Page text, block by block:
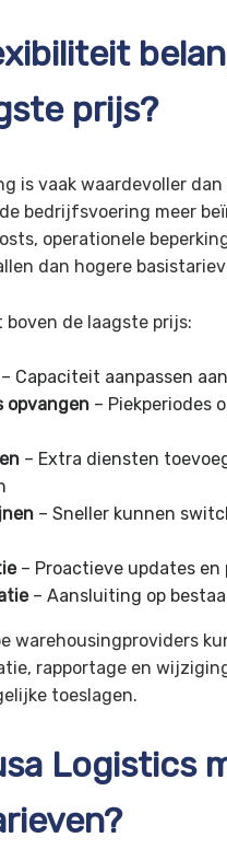
prijs?
is vaak waardevoller
de bedrijfsvoering meer
operationele
dan hogere
de laagste prijs:
– Capaciteit aanpassen
opvangen – Piekperiodes
– Extra diensten
– Sneller kunnen
– Proactieve updates en
– Aansluiting op
warehousingproviders
rapportage en
toeslagen.
Logistics